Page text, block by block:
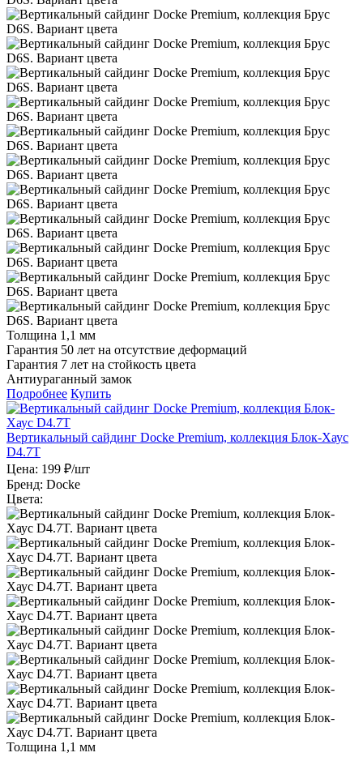
Толщина 1,1 мм
Гарантия 50 лет на отсутствие деформаций
Гарантия 7 лет на стойкость цвета
Антиураганный замок
Подробнее Купить
Вертикальный сайдинг Docke Premium, коллекция Блок-Хаус
D4.7T
Цена: 199 ₽/шт
Бренд: Docke
Цвета:
Толщина 1,1 мм